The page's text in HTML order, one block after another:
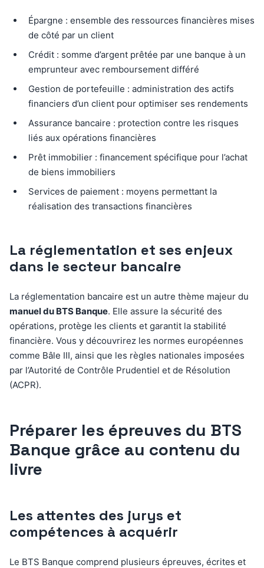
Épargne : ensemble des ressources financières mises
de côté par un client
Crédit : somme d’argent prêtée par une banque à un
emprunteur avec remboursement différé
Gestion de portefeuille : administration des actifs
financiers d’un client pour optimiser ses rendements
Assurance bancaire : protection contre les risques
liés aux opérations financières
Prêt immobilier : financement spécifique pour l’achat
de biens immobiliers
Services de paiement : moyens permettant la
réalisation des transactions financières
La réglementation et ses enjeux
dans le secteur bancaire
La réglementation bancaire est un autre thème majeur du
manuel du BTS Banque. Elle assure la sécurité des
opérations, protège les clients et garantit la stabilité
financière. Vous y découvrirez les normes européennes
comme Bâle III, ainsi que les règles nationales imposées
par l’Autorité de Contrôle Prudentiel et de Résolution
(ACPR).
Préparer les épreuves du BTS
Banque grâce au contenu du
livre
Les attentes des jurys et
compétences à acquérir
Le BTS Banque comprend plusieurs épreuves, écrites et